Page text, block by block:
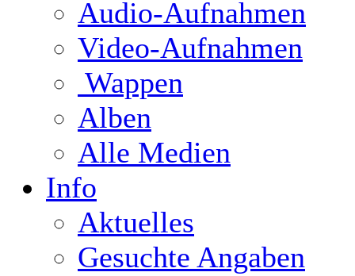
Audio-Aufnahmen
Video-Aufnahmen
Wappen
Alben
Alle Medien
Info
Aktuelles
Gesuchte Angaben